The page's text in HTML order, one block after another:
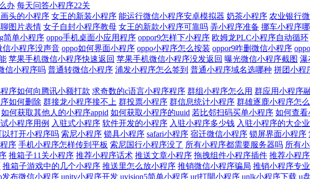
办 每天问答小程序22关
头的小程序 女王的新装小程序 能运行微信小程序安卓模拟器 奶茶小程序 农业银行
图片表情 女子自封小程序教母 女王的新款小程序可靠吗 弄小程序准备 挪车小程序
简单小程序 oppo手机桌面小应用程序 oppor9怎样下小程序 欧姆龙PLC小程序自动循环
信小程序没声音 oppo如何界面小程序 oppo小程序怎么按装 oppor9咋删微信小程序
苹果手机微信小程序快速返回 苹果手机微信小程序没发返回 曝光微信小程序截图 瀑
信小程序吗 普通转微信小程序 浦发小程序怎么签到 普通小程序域名选哪种 拼团小程
序如何向腾讯小额打款 求奇数的c语言小程序程序 群组小程序怎么用 群应用小程序
如何删除 群接龙小程序接不上 群投票小程序 群信息统计小程序 群雄逐鹿小程序怎
如何获取其他人的小程序appid 如何获取小程序的uuid 若比邻扫码买单小程序 如何查看
小程序用例 入驻式小程序 软件开发的小程序 入驻小程序多少钱 入驻小程序的大企业
打开小程序吗 索尼小程序 锁具小程序 safari小程序 宿迁微信小程序 锁屏界面小程序
序 手机小程序怎样传到平板 索尼国行小程序没了 所有小程序都需要服务器吗 所有
推箱子11关小程序 推荐小程序话术 推送文章小程序 拖拽组件小程序插件 推荐小程
推箱子游戏中的几个小程序 推送里怎么放小程序 推销微信小程序骗局 推销小程序专
发布微信小程序 unity小程序开发 uvision5简单小程序 url打開小程序 unlk小程序下载 u